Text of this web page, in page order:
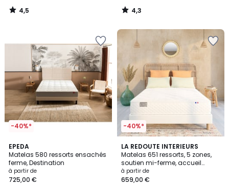
4,5
/
4,3
/
-40%*
EPEDA
Matelas 580 ressorts ensachés
ferme, Destination
à partir de
725,00 €
4,1
/ 5
-40%*
LA REDOUTE INTERIEURS
Matelas 651 ressorts, 5 zones,
soutien mi-ferme, accueil
enveloppant
à partir de
659,00 €
4,3
/ 5